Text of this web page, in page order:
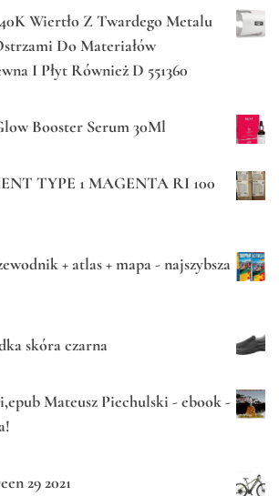
Wiertło Z Twardego Metalu
Do Materiałów
I Płyt Również D 551360
Booster Serum 30Ml
TYPE 1 MAGENTA RI 100
+ atlas + mapa - najszybsza
skóra czarna
Mateusz Piechulski - ebook -
29 2021